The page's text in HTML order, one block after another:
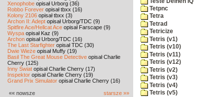
Xenophobe opisał Urborg (36)
Robbo Forever opisał tbxx (16)
Kolony 2106 opisał tbxx (3)
Archon II: Adept opisał Urborg/TDC (9)
Spitfire Ace/Hellcat Ace opisał Farscape (9)
Wyspa opisał Kaz (9)
Archon opisał Urborg/TDC (16)
The Last Starfighter opisał TDC (30)
Dwie Wieże opisał Muffy (19)
Basil The Great Mouse Detective opisał Charlie
Cherry (125)
Inny Świat opisał Charlie Cherry (17)
Inspektor opisał Charlie Cherry (19)
Grand Prix Simulator opisał Charlie Cherry (16)
«« nowsze starsze »»
Tetpnc
Tetra
Tetrad
Tetricize
Tetris (v1)
Tetris (v10)
Tetris (v11)
Tetris (v12)
Tetris (v2)
Tetris (v3)
Tetris (v4)
Tetris (v5)